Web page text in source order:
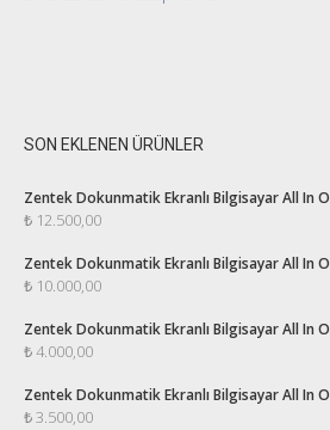
SON EKLENEN ÜRÜNLER
Zentek Dokunmatik Ekranlı Bilgisayar All In
₺ 12.500,00
Zentek Dokunmatik Ekranlı Bilgisayar All In
₺ 10.000,00
Zentek Dokunmatik Ekranlı Bilgisayar All In
₺4.000,00
Zentek Dokunmatik Ekranlı Bilgisayar All In
₺3.500,00